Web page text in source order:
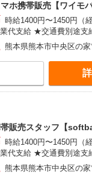
ホ携帯販売【ワイモバ
時給1400円〜1450円（
代支給 ★交通費別途支給
・。○。・゜+゜・。○。
(規定有) お友達を紹介頂くと, インセンテ
(規定有) ★月2回払い・週払い可能（規程
★ ゜・。○。・゜+゜・
熊本県熊本市中央区の
販売スタッフ【
時給1400円〜1450円（
代支給 ★交通費別途支給
・。○。・゜+゜・。○。
熊本県熊本市中央区の